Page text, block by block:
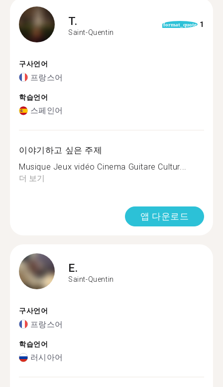
T.
Saint-Quentin
format_quote 1
구사언어
프랑스어
학습언어
스페인어
이야기하고 싶은 주제
Musique Jeux vidéo Cinema Guitare Cultur...
더 보기
앱 다운로드
E.
Saint-Quentin
구사언어
프랑스어
학습언어
러시아어